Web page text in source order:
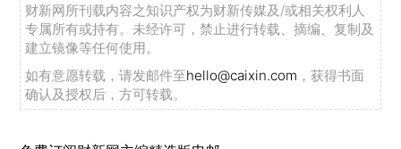
财新网所刊载内容之知识产权为财新传媒及/或相关权利人
专属所有或持有。未经许可，禁止进行转载、摘编、复制及
建立镜像等任何使用。
如有意愿转载，请发邮件至hello@caixin.com ，获得书面
确认及授权后，方可转载。